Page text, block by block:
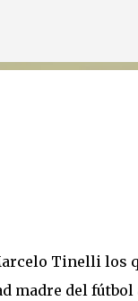
Tinelli los
madre del fútbol